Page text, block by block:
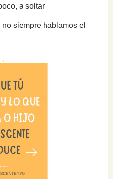
a soltar.
siempre hablamos el